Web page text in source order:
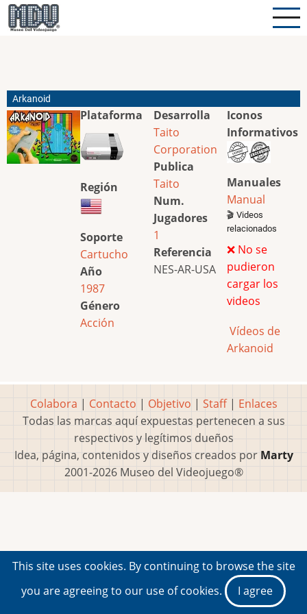
Pasar
al
Arkanoid
Plataforma
Región
Soporte
Cartucho
Año
1987
Género
Acción
Desarrolla
Taito
Corporation
Publica
Taito
Num.
Jugadores
1
Referencia
NES-AR-USA
Iconos
Informativos
Manuales
Manual
🎬 Videos
relacionados
❌ No se
pudieron
cargar los
videos
Vídeos de
Arkanoid
Colabora | Contacto | Objetivo | Staff| Enlaces
Todas las marcas aquí expuestas pertenecen a sus
respectivos y legítimos dueños
Idea, página, contenidos y diseños creados por Marty
2001-2026 Museo del Videojuego®
This site uses cookies. By continuing to browse the site
you are agreeing to our use of cookies.
I agree